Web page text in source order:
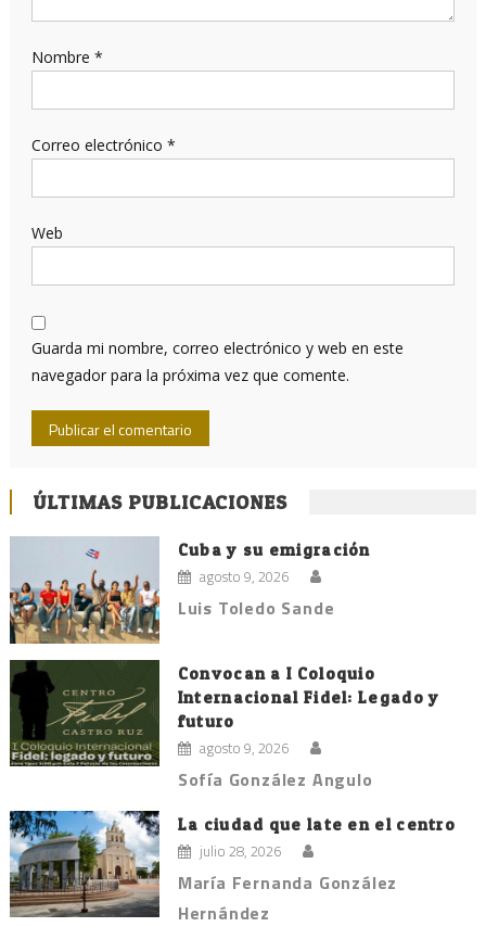
Nombre *
Correo electrónico *
Web
Guarda mi nombre, correo electrónico y web en este
navegador para la próxima vez que comente.
ÚLTIMAS PUBLICACIONES
Cuba y su emigración
agosto 9, 2026
Luis Toledo Sande
Convocan a I Coloquio
Internacional Fidel: Legado y
futuro
agosto 9, 2026
Sofía González Angulo
La ciudad que late en el centro
julio 28, 2026
María Fernanda González
Hernández